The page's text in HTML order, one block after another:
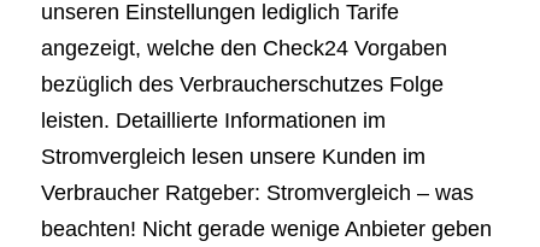
unseren Einstellungen lediglich Tarife
angezeigt, welche den Check24 Vorgaben
bezüglich des Verbraucherschutzes Folge
leisten. Detaillierte Informationen im
Stromvergleich lesen unsere Kunden im
Verbraucher Ratgeber: Stromvergleich – was
beachten! Nicht gerade wenige Anbieter geben